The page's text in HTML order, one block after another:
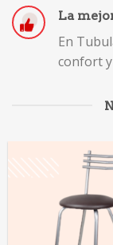
La
En
confort